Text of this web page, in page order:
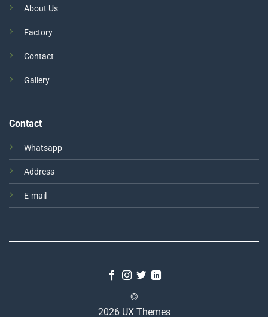
About Us
Factory
Contact
Gallery
Contact
Whatsapp
Address
E-mail
©
2026 UX Themes